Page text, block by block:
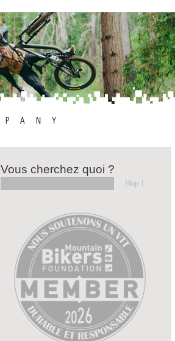
Vous cherchez quoi ?